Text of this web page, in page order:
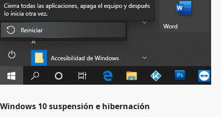
Windows 10 suspensión e hibernación